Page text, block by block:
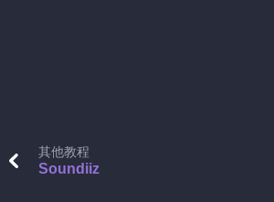
其他教程
Soundiiz